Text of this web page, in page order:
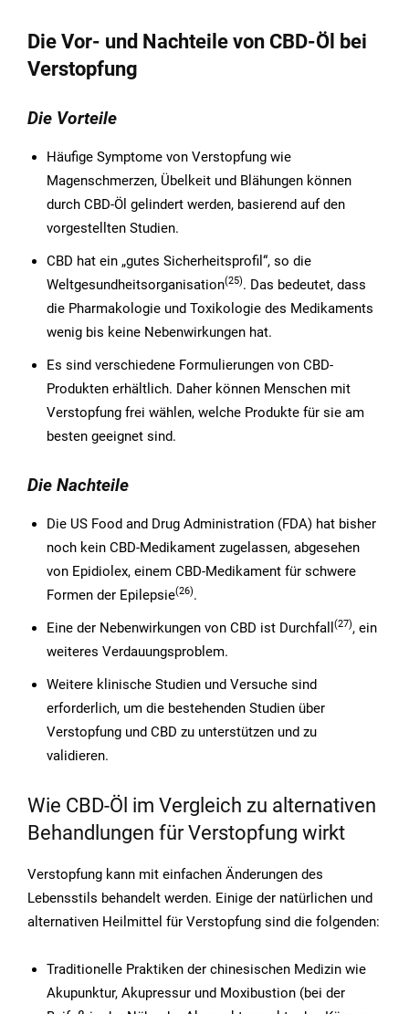
Die Vor- und Nachteile von CBD-Öl bei
Verstopfung
Die Vorteile
Häufige Symptome von Verstopfung wie
Magenschmerzen, Übelkeit und Blähungen können
durch CBD-Öl gelindert werden, basierend auf den
vorgestellten Studien.
CBD hat ein „gutes Sicherheitsprofil“, so die
Weltgesundheitsorganisation(25). Das bedeutet, dass
die Pharmakologie und Toxikologie des Medikaments
wenig bis keine Nebenwirkungen hat.
Es sind verschiedene Formulierungen von CBD-
Produkten erhältlich. Daher können Menschen mit
Verstopfung frei wählen, welche Produkte für sie am
besten geeignet sind.
Die Nachteile
Die US Food and Drug Administration (FDA) hat bisher
noch kein CBD-Medikament zugelassen, abgesehen
von Epidiolex, einem CBD-Medikament für schwere
Formen der Epilepsie(26).
Eine der Nebenwirkungen von CBD ist Durchfall
(27), ein
weiteres Verdauungsproblem.
Weitere klinische Studien und Versuche sind
erforderlich, um die bestehenden Studien über
Verstopfung und CBD zu unterstützen und zu
validieren.
Wie CBD-Öl im Vergleich zu alternativen
Behandlungen für Verstopfung wirkt
Verstopfung kann mit einfachen Änderungen des
Lebensstils behandelt werden. Einige der natürlichen und
alternativen Heilmittel für Verstopfung sind die folgenden:
Traditionelle Praktiken der chinesischen Medizin wie
Akupunktur, Akupressur und Moxibustion (bei der